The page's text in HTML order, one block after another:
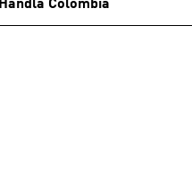
Handla Colombia